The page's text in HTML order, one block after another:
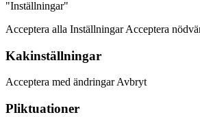
"Inställningar"
Acceptera alla Inställningar Acceptera
Kakinställningar
Acceptera med ändringar Avbryt
Pliktuationer